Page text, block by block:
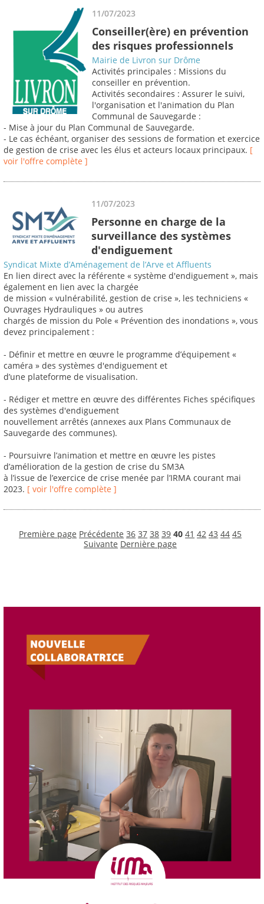
11/07/2023
Conseiller(ère) en prévention
des risques professionnels
Mairie de Livron sur Drôme
Activités principales : Missions du
conseiller en prévention.
Activités secondaires : Assurer le suivi,
l'organisation et l'animation du Plan
Communal de Sauvegarde :
- Mise à jour du Plan Communal de Sauvegarde.
- Le cas échéant, organiser des sessions de formation et exercice
de gestion de crise avec les élus et acteurs locaux principaux. [
voir l'offre complète ]
11/07/2023
Personne en charge de la
surveillance des systèmes
d'endiguement
Syndicat Mixte d’Aménagement de l’Arve et Affluents
En lien direct avec la référente « système d'endiguement », mais
également en lien avec la chargée
de mission « vulnérabilité, gestion de crise », les techniciens «
Ouvrages Hydrauliques » ou autres
chargés de mission du Pole « Prévention des inondations », vous
devez principalement :
- Définir et mettre en œuvre le programme d’équipement «
caméra » des systèmes d'endiguement et
d’une plateforme de visualisation.
- Rédiger et mettre en œuvre des différentes Fiches spécifiques
des systèmes d'endiguement
nouvellement arrêtés (annexes aux Plans Communaux de
Sauvegarde des communes).
- Poursuivre l’animation et mettre en œuvre les pistes
d’amélioration de la gestion de crise du SM3A
à l’issue de l’exercice de crise menée par l’IRMA courant mai
2023. [ voir l'offre complète ]
Première page Précédente 36 37 38 39 40 41 42 43 44 45
Suivante Dernière page